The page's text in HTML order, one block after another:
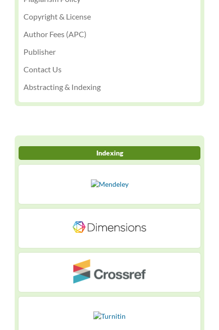
Copyright & License
Author Fees (APC)
Publisher
Contact Us
Abstracting & Indexing
Indexing